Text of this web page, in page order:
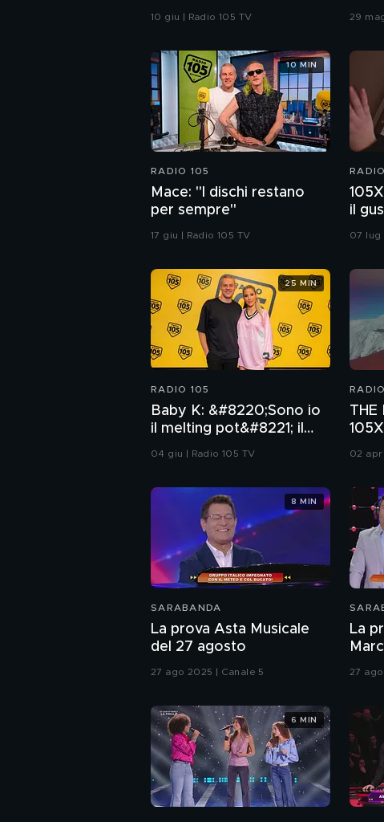
vivere con un libro di
10 giu | Radio 105 TV 29
RADIO 105
Mace: "I dischi restano
per sempre"
17 giu | Radio 105 TV
10 MIN
il
07 lug
RADIO 105
Baby K: &#8220;Sono io
il melting pot&#8221; il
racconto dietro il nuovo
04 giu | Radio 105 TV
25 MIN
THE
02 apr
SARABANDA
La prova Asta Musicale
del 27 agosto
27 ago 2025 | Canale 5
8 MIN
La
27
6 MIN